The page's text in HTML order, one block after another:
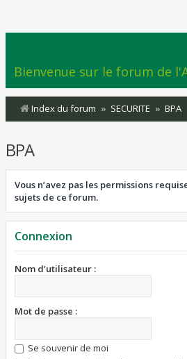
Bienvenue sur le forum de
Index du forum SECURITE BPA
BPA
Vous n’avez pas les permissions
sujets de ce forum.
Connexion
Nom d’utilisateur :
Mot de passe :
Se souvenir de moi